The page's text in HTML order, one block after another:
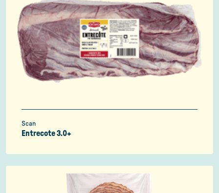
Scan
Entrecote 3.0+